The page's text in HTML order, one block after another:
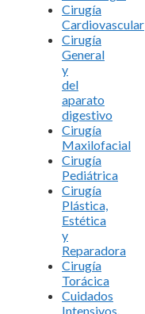
Cirugía
Cardiovascular
Cirugía
General
y
del
aparato
digestivo
Cirugía
Maxilofacial
Cirugía
Pediátrica
Cirugía
Plástica,
Estética
y
Reparadora
Cirugía
Torácica
Cuidados
Intensivos.